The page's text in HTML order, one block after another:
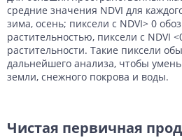
средние значения NDVI для
зима, осень; пиксели с NDVI> 0
растительностью, пиксели с NDVI
растительности. Такие пиксели
дальнейшего анализа, чтобы
земли, снежного покрова и воды.
Чистая первичная